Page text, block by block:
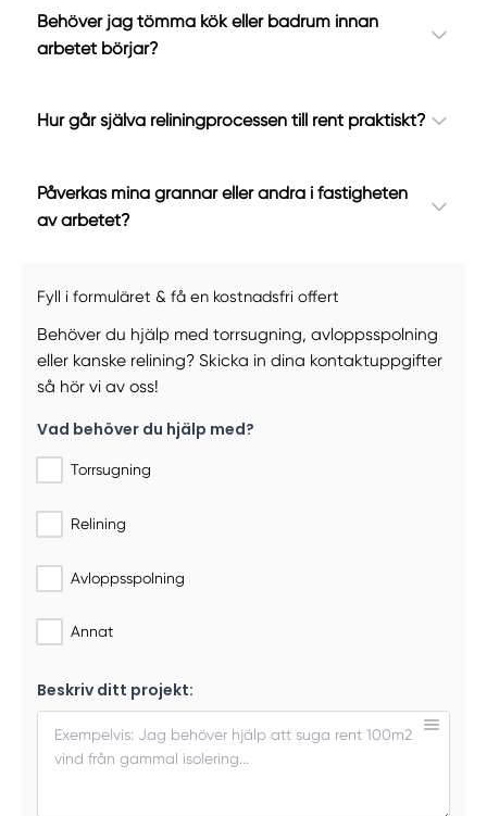
Behöver jag tömma kök eller badrum innan
arbetet börjar?
Hur går själva reliningprocessen till rent praktiskt?
Påverkas mina grannar eller andra i fastigheten
av arbetet?
Fyll i formuläret & få en kostnadsfri offert
Behöver du hjälp med torrsugning, avloppsspolning
eller kanske relining? Skicka in dina kontaktuppgifter
så hör vi av oss!
Vad behöver du hjälp med?
Torrsugning
Relining
Avloppsspolning
Annat
Beskriv ditt projekt: